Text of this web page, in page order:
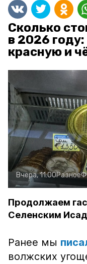
Сколько
в 2026
красную и
Вчера, 11:00Разное
Продолжаем
Селенским
Ранее мы
волжских